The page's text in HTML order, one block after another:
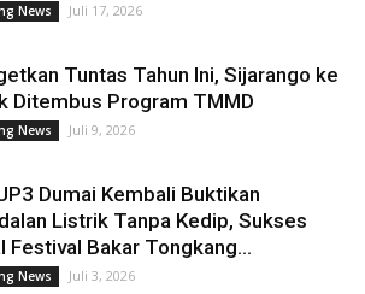
News Juli 17, 2026
Tuntas Tahun Ini, Sijarango ke
Ditembus Program TMMD
News Juli 9, 2026
Dumai Kembali Buktikan
Listrik Tanpa Kedip, Sukses
Festival Bakar Tongkang...
News Juli 3, 2026